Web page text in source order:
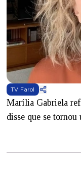
TV Farol
Marília Gabriela
disse que se tornou